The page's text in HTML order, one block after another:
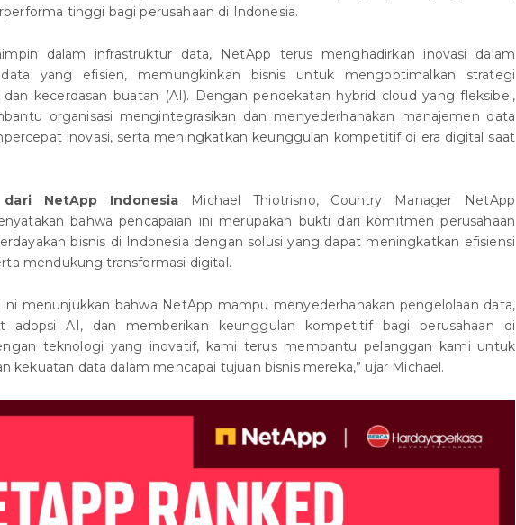
tinggi bagi perusahaan di Indonesia.
dalam infrastruktur data, NetApp terus menghadirkan inovasi dalam
yang efisien, memungkinkan bisnis untuk mengoptimalkan strategi
dan kecerdasan buatan (AI). Dengan pendekatan hybrid cloud yang fleksibel,
organisasi mengintegrasikan dan menyederhanakan manajemen data
inovasi, serta meningkatkan keunggulan kompetitif di era digital saat
dari NetApp Indonesia Michael Thiotrisno, Country Manager NetApp
bahwa pencapaian ini merupakan bukti dari komitmen perusahaan
bisnis di Indonesia dengan solusi yang dapat meningkatkan efisiensi
mendukung transformasi digital.
ini menunjukkan bahwa NetApp mampu menyederhanakan pengelolaan data,
adopsi AI, dan memberikan keunggulan kompetitif bagi perusahaan di
teknologi yang inovatif, kami terus membantu pelanggan kami untuk
kekuatan data dalam mencapai tujuan bisnis mereka,” ujar Michael.